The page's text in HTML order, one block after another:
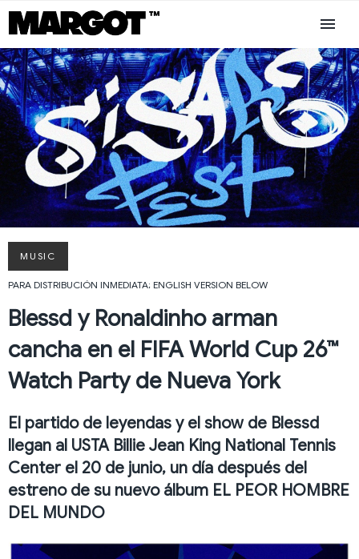
MUSIC
PARA DISTRIBUCIÓN INMEDIATA; ENGLISH VERSION BELOW
Blessd y Ronaldinho arman
cancha en el FIFA World Cup 26™
Watch Party de Nueva York
El partido de leyendas y el show de Blessd
llegan al USTA Billie Jean King National Tennis
Center el 20 de junio, un día después del
estreno de su nuevo álbum EL PEOR HOMBRE
DEL MUNDO